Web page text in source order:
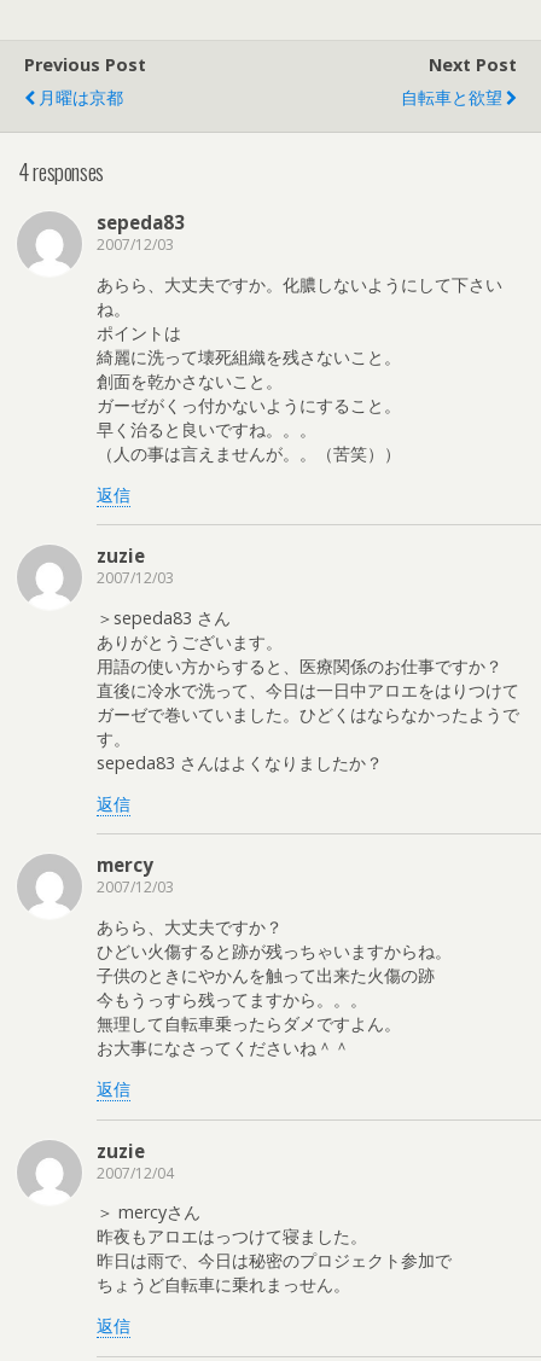
Previous Post
月曜は京都
Next Post
自転車と欲望
4 responses
sepeda83
2007/12/03
あらら、大丈夫ですか。化膿しないようにして下さい
ね。
ポイントは
綺麗に洗って壊死組織を残さないこと。
創面を乾かさないこと。
ガーゼがくっ付かないようにすること。
早く治ると良いですね。。。
（人の事は言えませんが。。（苦笑））
返信
zuzie
2007/12/03
＞sepeda83 さん
ありがとうございます。
用語の使い方からすると、医療関係のお仕事ですか？
直後に冷水で洗って、今日は一日中アロエをはりつけて
ガーゼで巻いていました。ひどくはならなかったようで
す。
sepeda83 さんはよくなりましたか？
返信
mercy
2007/12/03
あらら、大丈夫ですか？
ひどい火傷すると跡が残っちゃいますからね。
子供のときにやかんを触って出来た火傷の跡
今もうっすら残ってますから。。。
無理して自転車乗ったらダメですよん。
お大事になさってくださいね＾＾
返信
zuzie
2007/12/04
＞ mercyさん
昨夜もアロエはっつけて寝ました。
昨日は雨で、今日は秘密のプロジェクト参加で
ちょうど自転車に乗れまっせん。
返信